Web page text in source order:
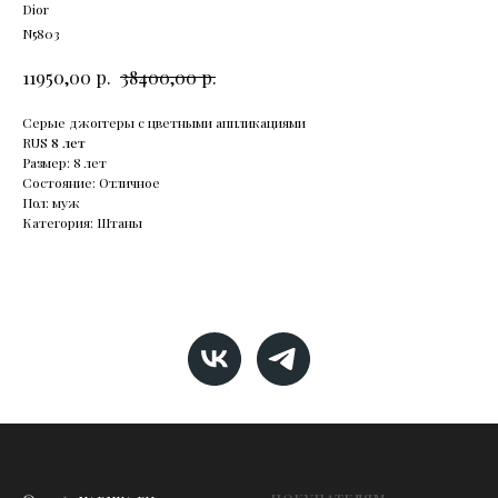
Dior
N5803
11950,00 р. 38400,00р.
Серые джоггеры с цветными аппликациями
RUS 8 лет
Размер: 8 лет
Состояние: Отличное
Пол: муж
Категория: Штаны